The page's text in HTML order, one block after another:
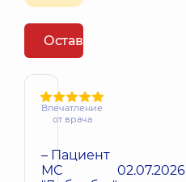
Оставить отзыв
Впечатление
от врача
– Пациент
МС
02.07.2026